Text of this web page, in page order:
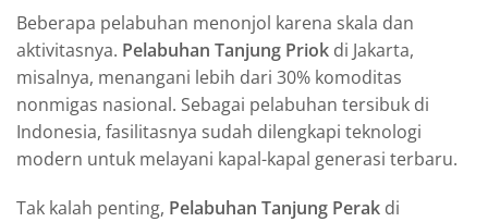
Beberapa pelabuhan menonjol karena skala dan
aktivitasnya. Pelabuhan Tanjung Priok di Jakarta,
misalnya, menangani lebih dari 30% komoditas
nonmigas nasional. Sebagai pelabuhan tersibuk di
Indonesia, fasilitasnya sudah dilengkapi teknologi
modern untuk melayani kapal-kapal generasi terbaru.
Tak kalah penting, Pelabuhan Tanjung Perak di